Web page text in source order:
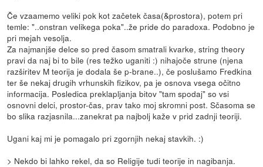
Če vzaamemo veliki pok kot začetek časa(&prostora), potem pri
temle: "..onstran velikega poka"..že pride do paradoxa. Podobno je
pri mejah vesolja.
Za najmanjše delce so pred časom smatrali kvarke, string theory
pravi da naj bi to bile (res težko uganiti :) nihajoče strune (njena
razširitev M teorija je dodala še p-brane..), če poslušamo Fredkina
ter še nekaj drugih vrhunskih fizikov, pa je osnova vsega očitno
informacija. Posledica preklapljanja bitov "tam spodaj" so vsi
osnovni delci, prostor-čas, prav tako moj skromni post. Sčasoma se
bo slika razjasnila...zanekrat pa najbolj kaže v prid zadnji teoriji.
Ugani kaj mi je pomagalo pri zgornjih nekaj stavkih. :)
> Nekdo bi lahko rekel, da so Religije tudi teorije in nagibanja.